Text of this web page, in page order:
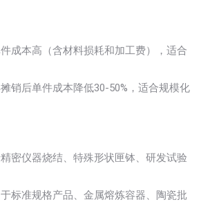
件成本高（含材料损耗和加工费），适合
摊销后单件成本降低30-50%，适合规模化
密仪器烧结、特殊形状匣钵、研发试验
标准规格产品、金属熔炼容器、陶瓷批